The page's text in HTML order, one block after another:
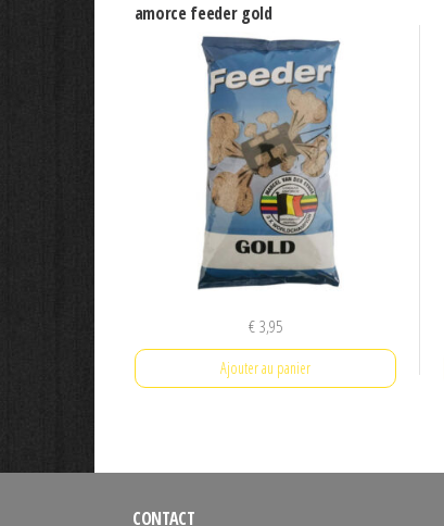
amorce feeder gold
€3,95
Ajouter au panier
CONTACT